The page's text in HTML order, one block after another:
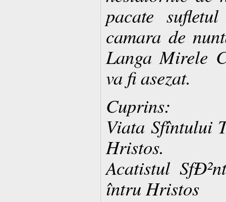
pacate
camara de
Langa Mirele
va fi asezat.
Cuprins:
Viata Sfîntului
Hristos.
Acatistul
întru Hristos